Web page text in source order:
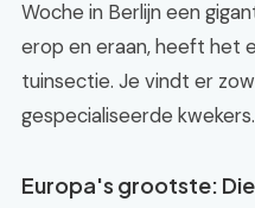
Woche in Berlijn een
erop en eraan, heeft het
tuinsectie. Je vindt er
gespecialiseerde kwekers.
Europa's grootste: